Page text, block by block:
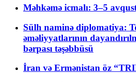
Məhkəmə icmalı: 3–5
Sülh naminə diplomatiya:
əməliyyatlarının
bərpası təşəbbüsü
İran və Ermənistan öz